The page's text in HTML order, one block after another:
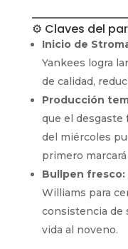
⚙️ Claves del
Inicio de
Yankees logra
de calidad,
Producción
que el desgaste
del miércoles
primero
Bullpen fresco:
Williams para
consistencia de
vida al noveno.